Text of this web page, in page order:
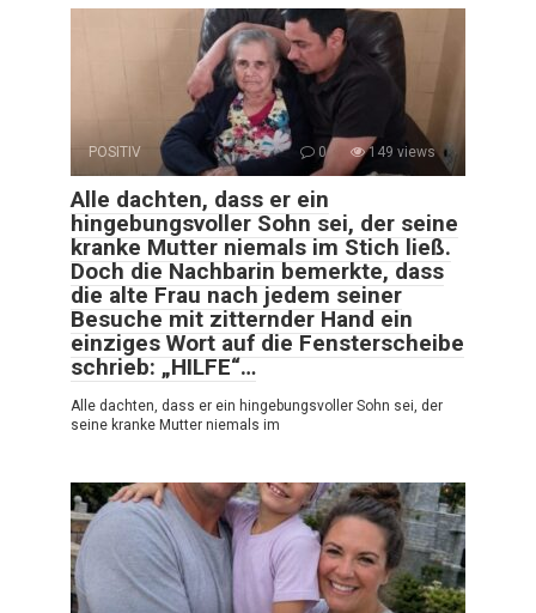
POSITIV 0 149 views
Alle dachten, dass er ein
hingebungsvoller Sohn sei, der seine
kranke Mutter niemals im Stich ließ.
Doch die Nachbarin bemerkte, dass
die alte Frau nach jedem seiner
Besuche mit zitternder Hand ein
einziges Wort auf die Fensterscheibe
schrieb: „HILFE“…
Alle dachten, dass er ein hingebungsvoller Sohn sei, der
seine kranke Mutter niemals im